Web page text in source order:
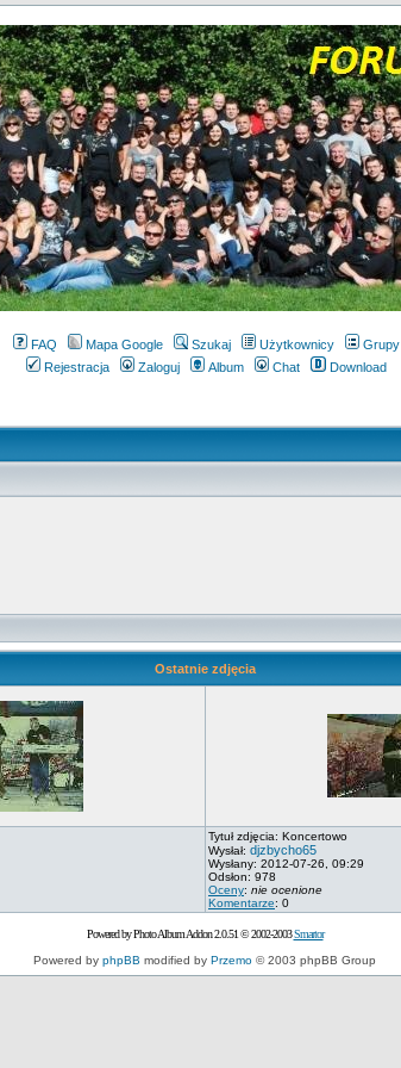
FAQ Mapa Google Szukaj Użytkownicy
Grupy
Rejestracja
Zaloguj Album Chat Download
Ostatnie zdjęcia
Tytuł zdjęcia: Koncertowo
Wysłał: djzbycho65
Wysłany: 2012-07-26, 09:29
Odsłon: 978
Oceny: nie ocenione
Komentarze: 0
Powered by Photo Album Addon 2.0.51 © 2002-2003Smartor
Powered by phpBB modified by Przemo © 2003 phpBB Group